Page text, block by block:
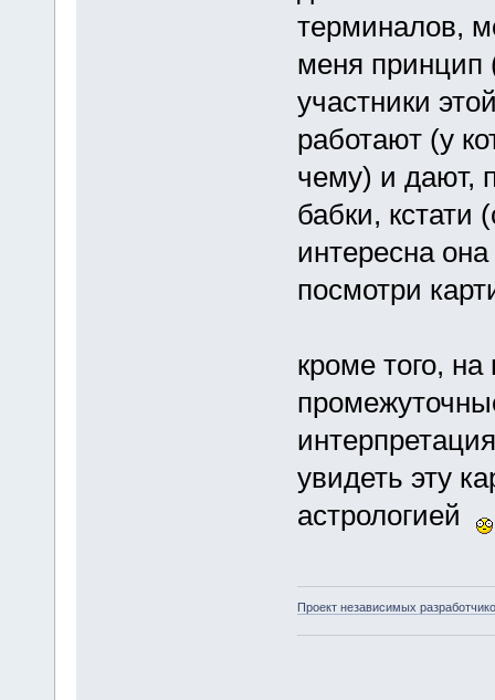
терминалов,
меня принцип
участники
работают (у
чему) и дают,
бабки, кстати
интересна
посмотри
кроме того,
увидеть эту
астрологией
Проект независимых